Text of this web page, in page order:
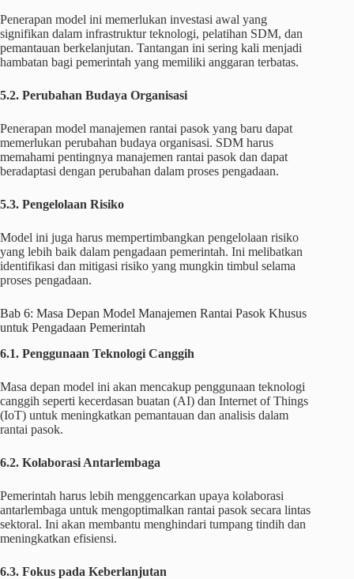
Penerapan model ini memerlukan investasi awal yang
signifikan dalam infrastruktur teknologi, pelatihan SDM, dan
pemantauan berkelanjutan. Tantangan ini sering kali menjadi
hambatan bagi pemerintah yang memiliki anggaran terbatas.
5.2. Perubahan Budaya Organisasi
Penerapan model manajemen rantai pasok yang baru dapat
memerlukan perubahan budaya organisasi. SDM harus
memahami pentingnya manajemen rantai pasok dan dapat
beradaptasi dengan perubahan dalam proses pengadaan.
5.3. Pengelolaan Risiko
Model ini juga harus mempertimbangkan pengelolaan risiko
yang lebih baik dalam pengadaan pemerintah. Ini melibatkan
identifikasi dan mitigasi risiko yang mungkin timbul selama
proses pengadaan.
Bab 6: Masa Depan Model Manajemen Rantai Pasok Khusus
untuk Pengadaan Pemerintah
6.1. Penggunaan Teknologi Canggih
Masa depan model ini akan mencakup penggunaan teknologi
canggih seperti kecerdasan buatan (AI) dan Internet of Things
(IoT) untuk meningkatkan pemantauan dan analisis dalam
rantai pasok.
6.2. Kolaborasi Antarlembaga
Pemerintah harus lebih menggencarkan upaya kolaborasi
antarlembaga untuk mengoptimalkan rantai pasok secara lintas
sektoral. Ini akan membantu menghindari tumpang tindih dan
meningkatkan efisiensi.
6.3. Fokus pada Keberlanjutan